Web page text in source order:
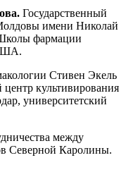
Государственный
имени Николай
фармации
Стивен Экель
культивирования
университетский
между
Северной Каролины.